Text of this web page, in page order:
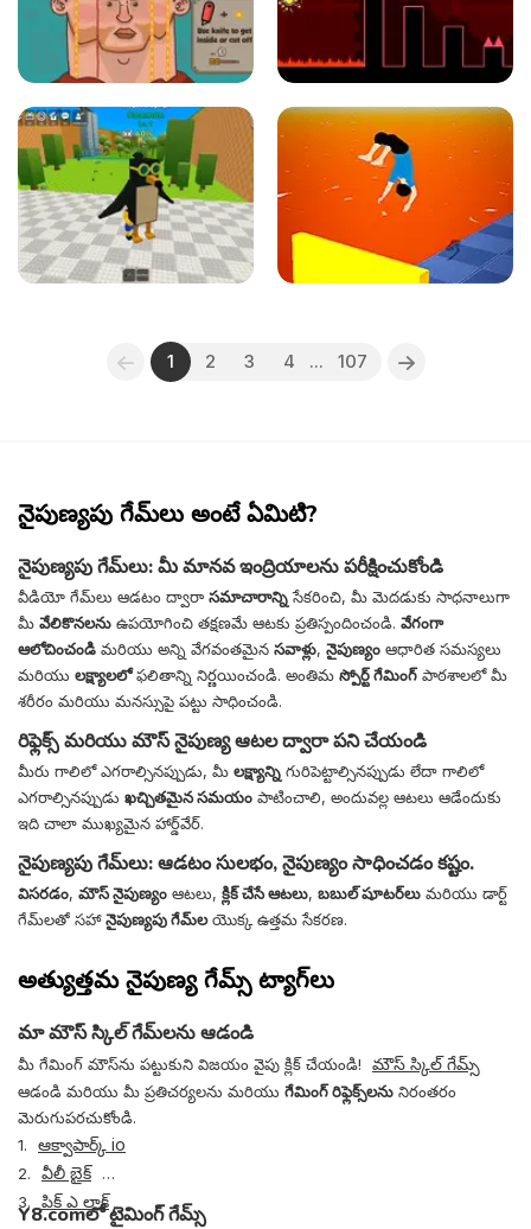
1 2 3 4 ... 107
నైపుణ్యపు గేమ్‌లు అంటే ఏమిటి?
నైపుణ్యపు గేమ్‌లు: మీ మానవ ఇంద్రియాలను పరీక్షించుకోండి
వీడియో గేమ్‌లు ఆడటం ద్వారా సమాచారాన్నిసేకరించి, మీ మెదడుకు సాధనాలుగా
మీ వేలికొనలను ఉపయోగించి తక్షణమే ఆటకు ప్రతిస్పందించండి. వేగంగా
ఆలోచించండి మరియు అన్ని వేగవంతమైన సవాళ్లు, నైపుణ్యం ఆధారిత సమస్యలు
మరియు లక్ష్యాలలోఫలితాన్ని నిర్ణయించండి. అంతిమ స్పోర్ట్ గేమింగ్పాఠశాలలో మీ
శరీరం మరియు మనస్సుపై పట్టు సాధించండి.
రిఫ్లెక్స్ మరియు మౌస్ నైపుణ్య ఆటల ద్వారా పని చేయండి
మీరు గాలిలో ఎగరాల్సినప్పుడు, మీ లక్ష్యాన్ని గురిపెట్టాల్సినప్పుడు లేదా గాలిలో
ఎగరాల్సినప్పుడు ఖచ్చితమైన సమయం పాటించాలి, అందువల్ల ఆటలు ఆడేందుకు
ఇది చాలా ముఖ్యమైన హార్డ్‌వేర్.
నైపుణ్యపు గేమ్‌లు: ఆడటం సులభం, నైపుణ్యం సాధించడం కష్టం.
విసరడం, మౌస్ నైపుణ్యం ఆటలు, క్లిక్ చేసే ఆటలు, బబుల్ షూటర్‌లు మరియు డార్ట్
గేమ్‌లతో సహానైపుణ్యపు గేమ్‌లయొక్క ఉత్తమ సేకరణ.
అత్యుత్తమ నైపుణ్య గేమ్స్ ట్యాగ్‌లు
మా మౌస్ స్కిల్ గేమ్‌లను ఆడండి
మీ గేమింగ్ మౌస్‌ను పట్టుకుని విజయం వైపు క్లిక్ చేయండి! మౌస్ స్కిల్ గేమ్స్
ఆడండి మరియు మీ ప్రతిచర్యలను మరియు గేమింగ్ రిఫ్లెక్స్‌లను నిరంతరం
మెరుగుపరచుకోండి.
1.
ఆక్వాపార్క్ io
2. వీలీ బైక్
3. పిక్ ఎ లాక్
Y8.comలో టైమింగ్ గేమ్స్